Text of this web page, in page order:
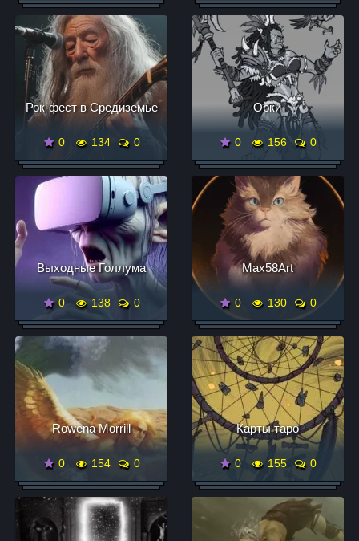
Рок-фест в Средиземье
0 134 0
Орки
0 156 0
Выходные Голлума
0 138 0
Max58Art
0 130 0
Rowena Morrill
0 154 0
Карты таро
0 155 0